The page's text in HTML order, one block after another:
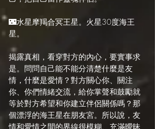
🌃水星摩羯合冥王星。火星30度海王
星。
揭露真相，看穿對方的內心，要實事求
是。問問自己能不能分清楚什麼是友
情，什麼是愛情？對方關心你、關注
你、你們情緒交流，給你掌聲和鼓勵就
等於對方希望和你建立伴侶關係嗎？那
個漂浮的海王星在朋友宮。所以說，友
情和愛情之間的界線很模糊、充滿曖昧